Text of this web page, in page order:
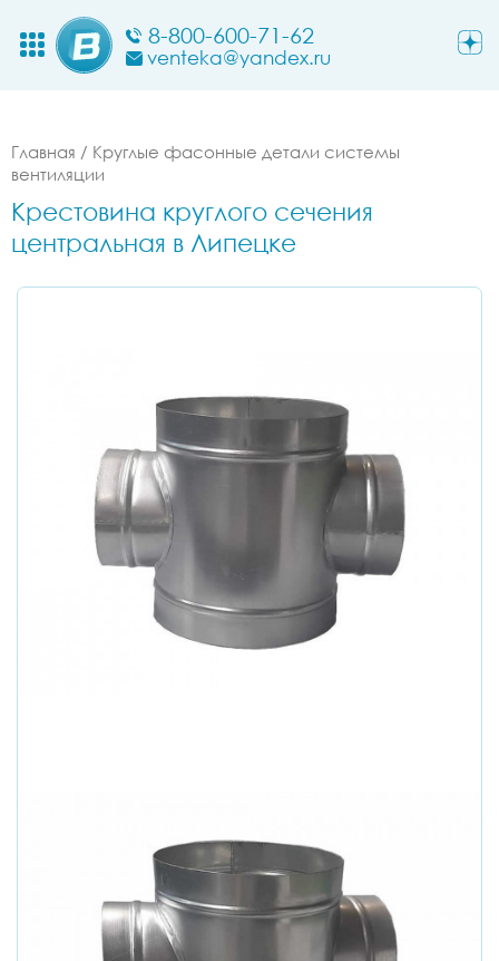
8-800-600-71-62
venteka@yandex.ru
Главная / Круглые фасонные детали системы
вентиляции
Крестовина круглого сечения
центральная в Липецке